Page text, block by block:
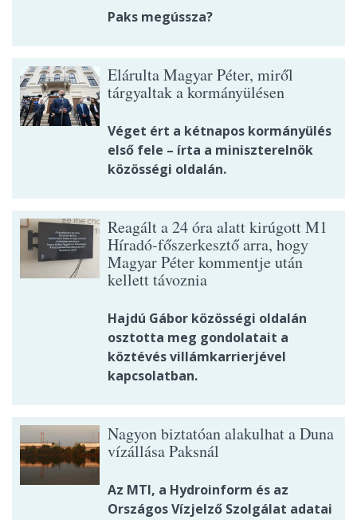
Paks megússza?
Elárulta Magyar Péter, miről
tárgyaltak a kormányülésen
Véget ért a kétnapos kormányülés
első fele – írta a miniszterelnök
közösségi oldalán.
Reagált a 24 óra alatt kirúgott M1
Híradó-főszerkesztő arra, hogy
Magyar Péter kommentje után
kellett távoznia
Hajdú Gábor közösségi oldalán
osztotta meg gondolatait a
köztévés villámkarrierjével
kapcsolatban.
Nagyon biztatóan alakulhat a Duna
vízállása Paksnál
Az MTI, a Hydroinform és az
Országos Vízjelző Szolgálat adatai